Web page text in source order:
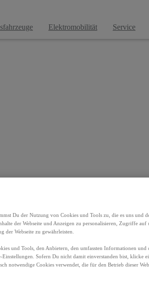
Elektromobilität Service
Sie Ihren Wunsch-Toyota ganz unverbindlich.
Du der Nutzung von Cookies und Tools zu, die es uns und
der Webseite und Anzeigen zu personalisieren, Zugriffe auf
der Webseite zu gewährleisten.
und Tools, den Anbietern, den umfassten Informationen
Sofern Du nicht damit einverstanden bist, klicke
notwendige Cookies verwendet, die für den Betrieb dieser